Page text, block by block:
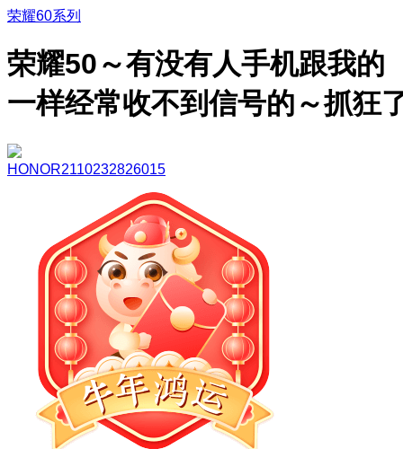
荣耀60系列
荣耀50～有没有人手机跟我的
一样经常收不到信号的～抓狂
HONOR2110232826015